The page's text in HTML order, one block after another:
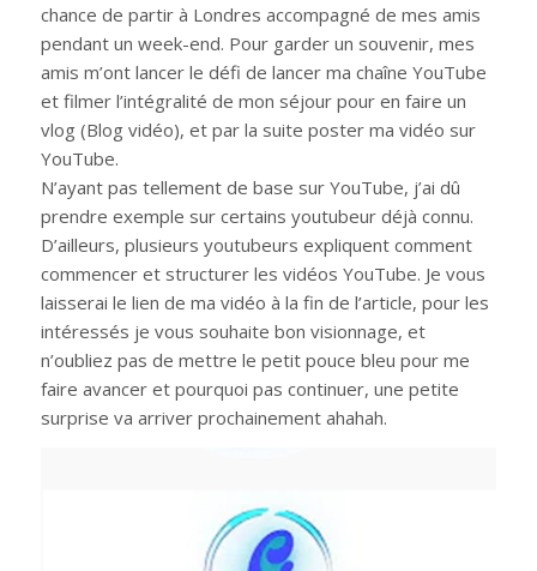
chance de partir à Londres accompagné de mes amis
pendant un week-end. Pour garder un souvenir, mes
amis m’ont lancer le défi de lancer ma chaîne YouTube
et filmer l’intégralité de mon séjour pour en faire un
vlog (Blog vidéo), et par la suite poster ma vidéo sur
YouTube.
N’ayant pas tellement de base sur YouTube, j’ai dû
prendre exemple sur certains youtubeur déjà connu.
D’ailleurs, plusieurs youtubeurs expliquent comment
commencer et structurer les vidéos YouTube. Je vous
laisserai le lien de ma vidéo à la fin de l’article, pour les
intéressés je vous souhaite bon visionnage, et
n’oubliez pas de mettre le petit pouce bleu pour me
faire avancer et pourquoi pas continuer, une petite
surprise va arriver prochainement ahahah.